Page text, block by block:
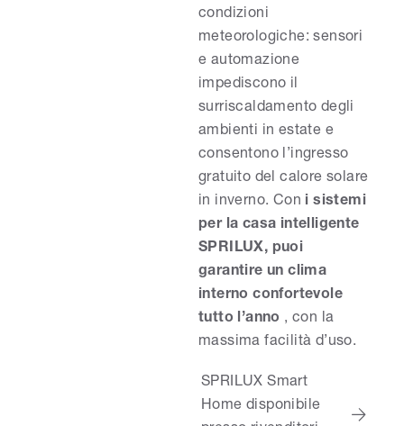
condizioni
meteorologiche: sensori
e automazione
impediscono il
surriscaldamento degli
ambienti in estate e
consentono l’ingresso
gratuito del calore solare
in inverno. Con i sistemi
per la casa intelligente
SPRILUX, puoi
garantire un clima
interno confortevole
tutto l’anno , con la
massima facilità d’uso.
SPRILUX Smart
Home disponibile